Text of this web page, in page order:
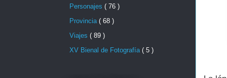
Personajes ( 76 )
Provincia ( 68 )
Viajes ( 89 )
XV Bienal de Fotografía ( 5 )